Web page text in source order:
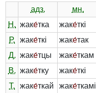
адз.
мн.
Н. жаке́тка жаке́ткі
Р.
жаке́ткі жаке́так
Д. жаке́тцы жаке́ткам
В. жаке́тку жаке́ткі
Т.
жаке́ткай
жаке́ткамі